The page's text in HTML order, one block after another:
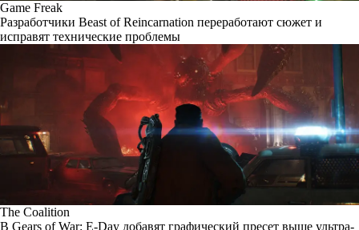
Game Freak
Разработчики Beast of Reincarnation переработают сюжет и
исправят технические проблемы
The Coalition
В Gears of War: E-Day добавят графический пресет выше ультра-